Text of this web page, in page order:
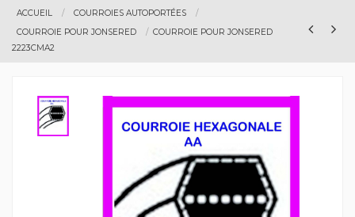
ACCUEIL
COURROIES AUTOPORTÉES
COURROIE POUR JONSERED
COURROIE POUR JONSERED
2223CMA2